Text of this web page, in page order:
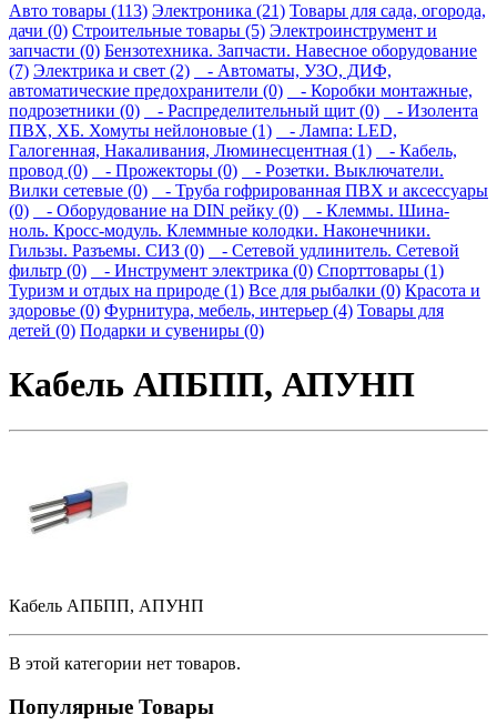
Авто товары (113) Электроника (21) Товары для сада, огорода,
дачи (0) Строительные товары (5) Электроинструмент и
запчасти (0) Бензотехника. Запчасти. Навесное оборудование
(7) Электрика и свет (2)
- Автоматы, УЗО, ДИФ,
автоматические предохранители (0)
- Коробки монтажные,
подрозетники (0)
- Распределительный щит (0)
- Изолента
ПВХ, ХБ. Хомуты нейлоновые (1)
- Лампа: LED,
Галогенная, Накаливания, Люминесцентная (1)
- Кабель,
провод (0)
- Прожекторы (0)
- Розетки. Выключатели.
Вилки сетевые (0)
- Труба гофрированная ПВХ и аксессуары
(0)
- Оборудование на DIN рейку (0)
- Клеммы. Шина-
ноль. Кросс-модуль. Клеммные колодки. Наконечники.
Гильзы. Разъемы. СИЗ (0)
- Сетевой удлинитель. Сетевой
фильтр (0)
- Инструмент электрика (0) Спорттовары (1)
Туризм и отдых на природе (1) Все для рыбалки (0) Красота и
здоровье (0) Фурнитура, мебель, интерьер (4) Товары для
детей (0) Подарки и сувениры (0)
Кабель АПБПП, АПУНП
Кабель АПБПП, АПУНП
В этой категории нет товаров.
Популярные Товары